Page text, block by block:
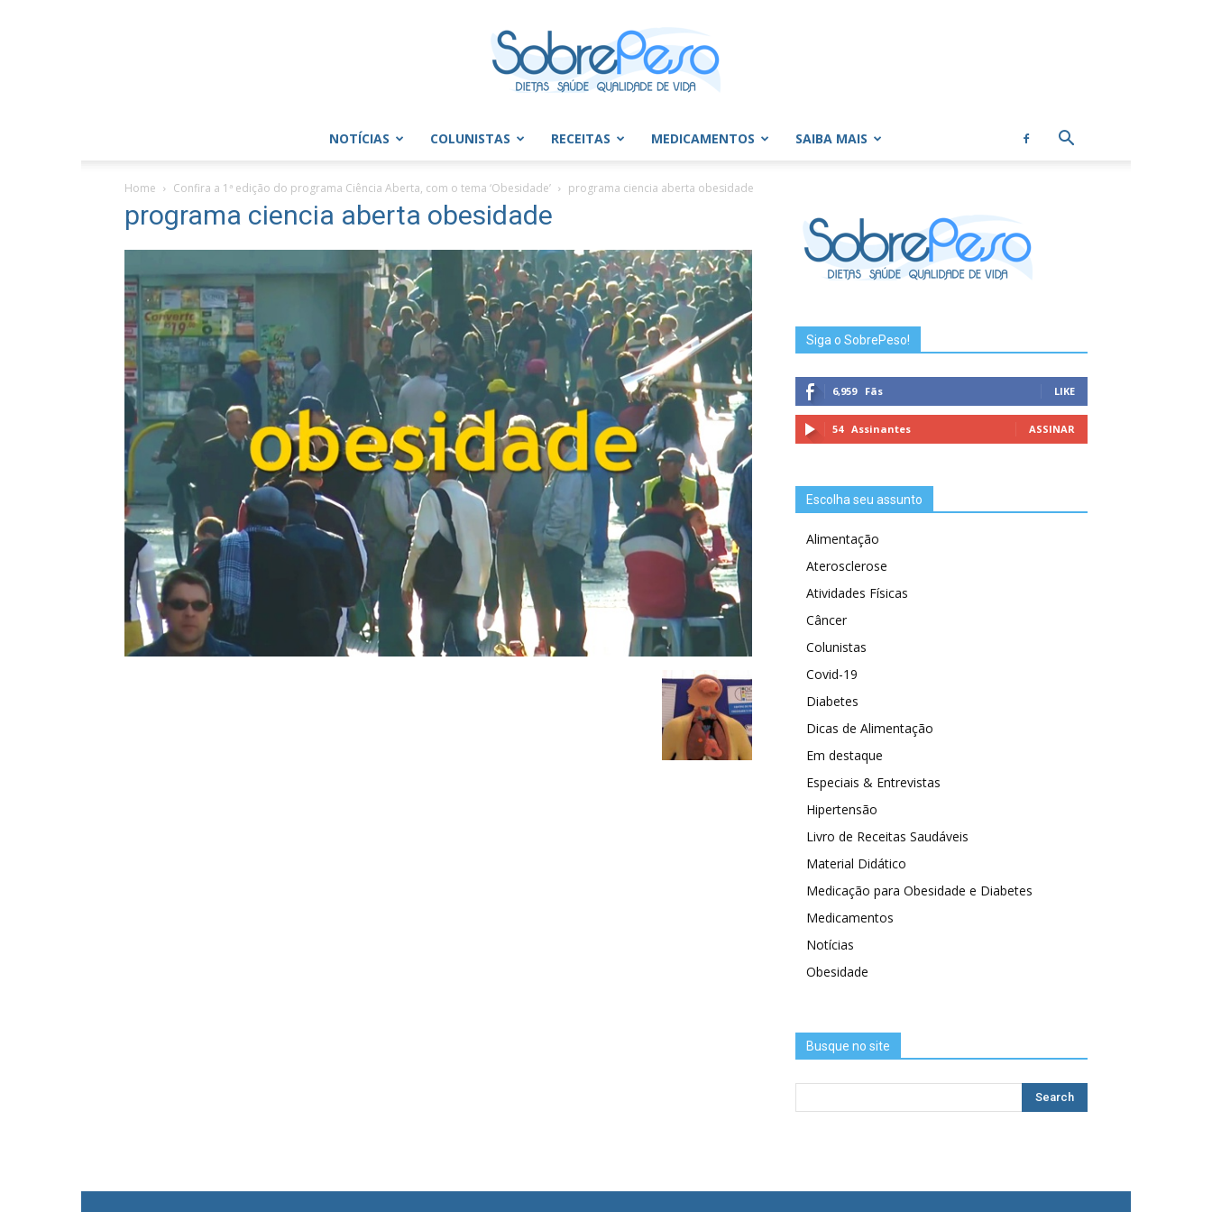
Peso
NOTÍCIAS COLUNISTAS RECEITAS MEDICAMENTOS SAIBA MAIS
Home Confira a 1ª edição do programa Ciência Aberta, com o tema ‘Obesidade’ programa ciencia aberta obesidade
programa ciencia aberta obesidade
Siga o SobrePeso!
6,959 Fãs LIKE
54 Assinantes ASSINAR
Escolha seu assunto
Alimentação
Aterosclerose
Atividades Físicas
Câncer
Colunistas
Covid-19
Diabetes
Dicas de Alimentação
Em destaque
Especiais & Entrevistas
Hipertensão
Livro de Receitas Saudáveis
Material Didático
Medicação para Obesidade e Diabetes
Medicamentos
Notícias
Obesidade
Busque no site